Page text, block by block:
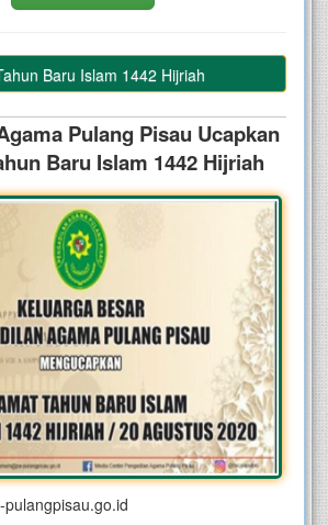
Baru Islam 1442 Hijriah
Pulang Pisau Ucapkan
Baru Islam 1442 Hijriah